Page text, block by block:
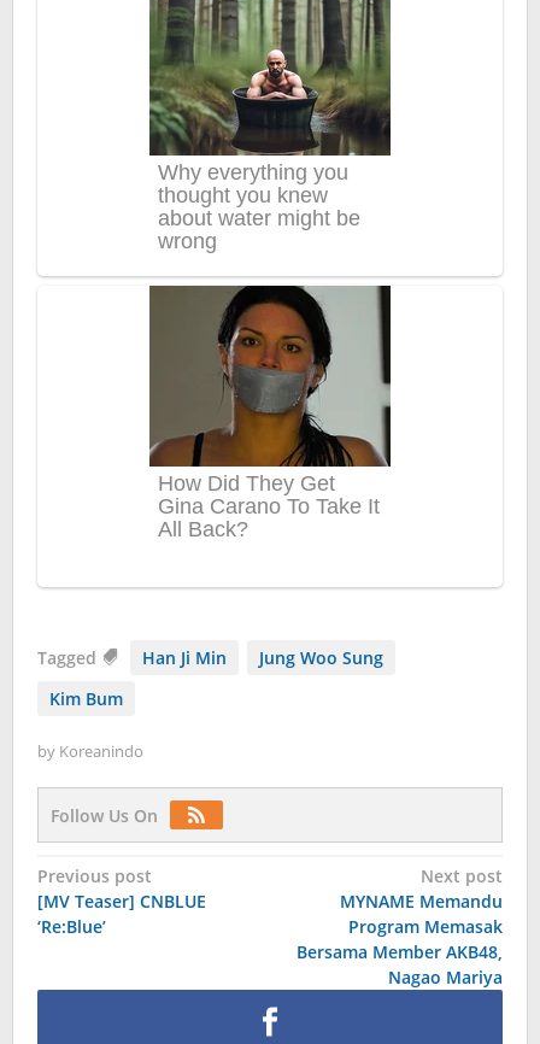
Tagged Han Ji Min
Jung Woo Sung
Kim Bum
by Koreanindo
Follow Us On
Post
navigation
Previous post
[MV Teaser] CNBLUE
‘Re:Blue’
Next post
MYNAME Memandu
Program Memasak
Bersama Member AKB48,
Nagao Mariya